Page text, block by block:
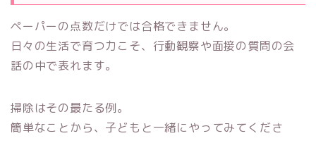
ペーパーの点数だけでは合格できません。
日々の生活で育つ力こそ、行動観察や面接の質問の会
話の中で表れます。
掃除はその最たる例。
簡単なことから、子どもと一緒にやってみてくださ